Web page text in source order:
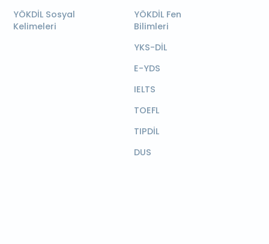
YÖKDİL Sosyal
Kelimeleri
YÖKDİL Fen
Bilimleri
YKS-DİL
E-YDS
IELTS
TOEFL
TIPDİL
DUS